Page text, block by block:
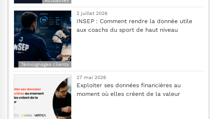
Témoignages clients
2 juillet 2026
INSEP : Comment rendre la donnée utile
aux coachs du sport de haut niveau
27 mai 2026
Exploiter ses données financières au
moment où elles créent de la valeur